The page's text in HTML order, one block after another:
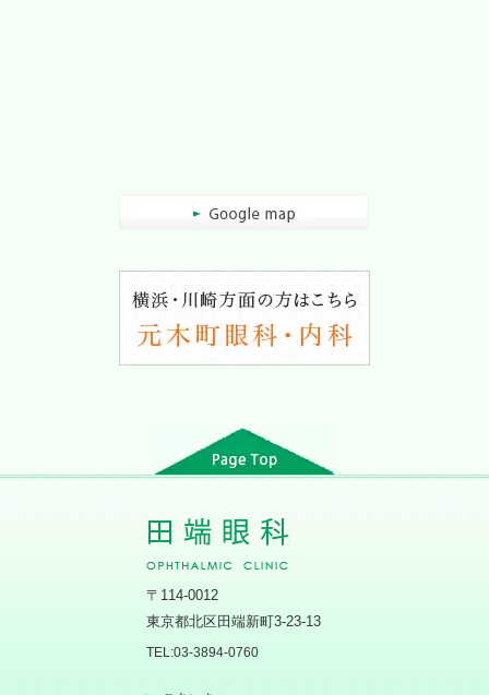
〒114-0012
東京都北区田端新町3-23-13
TEL:03-3894-0760